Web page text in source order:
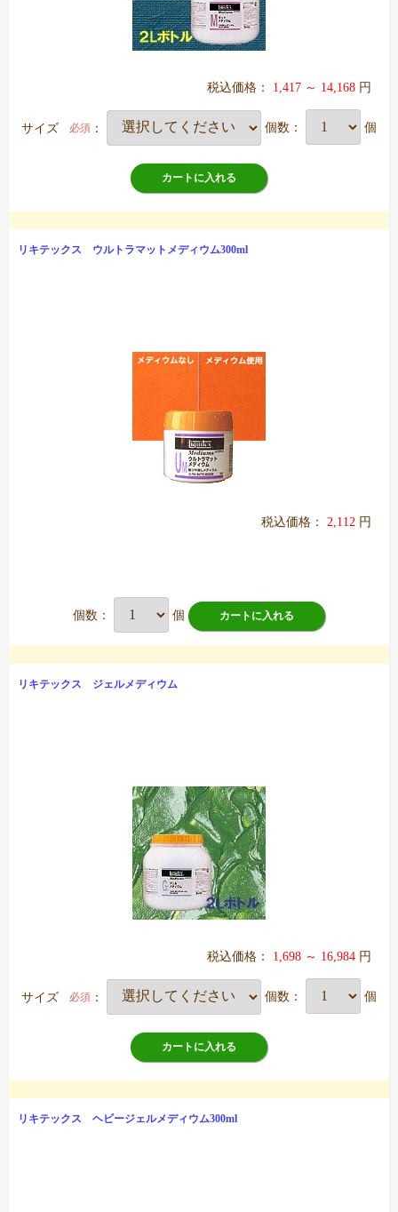
税込価格： 1,417 ～ 14,168 円
サイズ 必須 ： 個数： 個
カートに入れる
リキテックス ウルトラマットメディウム300ml
税込価格： 2,112 円
個数： 個 カートに入れる
リキテックス ジェルメディウム
税込価格： 1,698 ～ 16,984 円
サイズ 必須 ： 個数： 個
カートに入れる
リキテックス ヘビージェルメディウム300ml